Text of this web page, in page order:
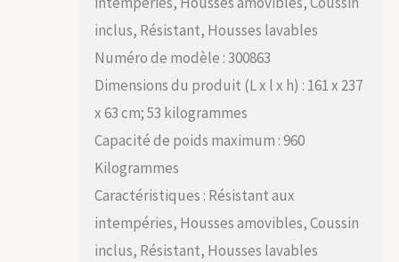
inclus, Résistant, Housses lavables
Numéro de modèle : 300863
Dimensions du produit (L x l x h) : 161 x 237
x 63 cm; 53 kilogrammes
Capacité de poids maximum : 960
Kilogrammes
Caractéristiques : Résistant aux
intempéries, Housses amovibles, Coussin
inclus, Résistant, Housses lavables